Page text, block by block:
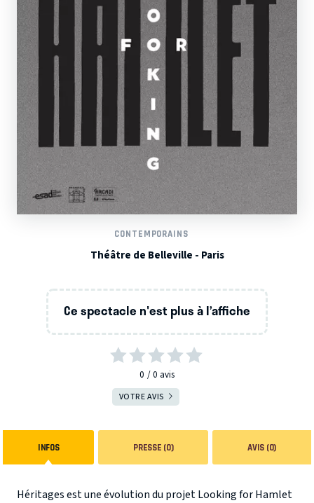
CONTEMPORAINS
Théâtre de Belleville - Paris
Ce spectacle n'est plus à l’affiche
0 0 avis
VOTRE AVIS
INFOS PRESSE (0) AVIS (0)
Héritages est une évolution du projet Looking for Hamlet